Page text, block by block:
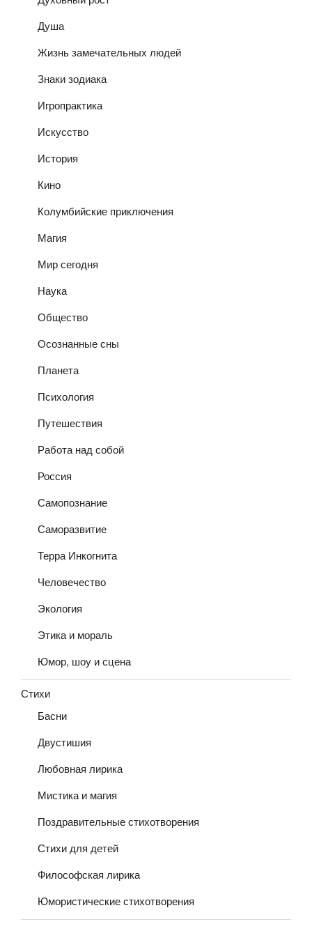
Душа
Жизнь замечательных людей
Знаки зодиака
Игропрактика
Искусство
История
Кино
Колумбийские приключения
Магия
Мир сегодня
Наука
Общество
Осознанные сны
Планета
Психология
Путешествия
Работа над собой
Россия
Самопознание
Саморазвитие
Терра Инкогнита
Человечество
Экология
Этика и мораль
Юмор, шоу и сцена
Стихи
Басни
Двустишия
Любовная лирика
Мистика и магия
Поздравительные стихотворения
Стихи для детей
Философская лирика
Юмористические стихотворения